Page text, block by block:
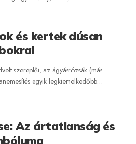
és kertek dúsan
szereplői, az ágyásrózsák (más
egyik legkiemelkedőbb…
Az ártatlanság és